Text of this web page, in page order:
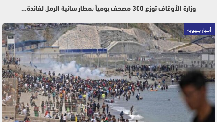
وزارة الأوقاف توزع 300 مصحف يومياً بمطار سانية الرمل لفائدة…
أخبار جهوية